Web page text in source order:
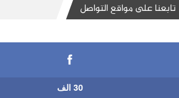
تابعنا على مواقع التواصل
30 الف